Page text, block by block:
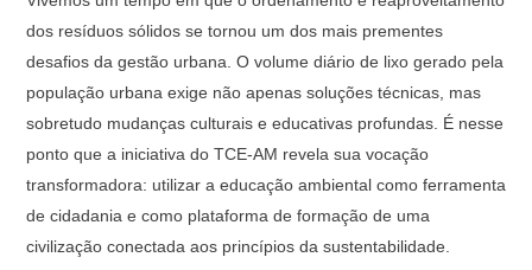
dos resíduos sólidos se tornou um dos mais prementes
desafios da gestão urbana. O volume diário de lixo gerado pela
população urbana exige não apenas soluções técnicas, mas
sobretudo mudanças culturais e educativas profundas. É nesse
ponto que a iniciativa do TCE-AM revela sua vocação
transformadora: utilizar a educação ambiental como ferramenta
de cidadania e como plataforma de formação de uma
civilização conectada aos princípios da sustentabilidade.